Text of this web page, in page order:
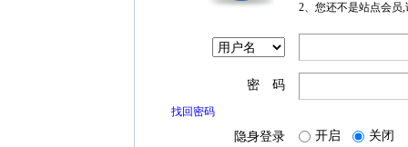
2、您还不是站点会员
密 码
找回密码
隐身登录 开启 关闭